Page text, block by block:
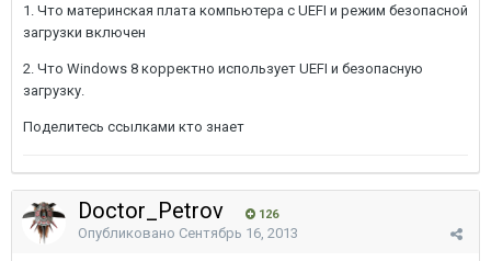
1. Что материнская плата компьютера с UEFI и режим безопасной
загрузки включен
2. Что Windows 8 корректно использует UEFI и безопасную
загрузку.
Поделитесь ссылками кто знает
Doctor_Petrov 126
Опубликовано Сентябрь 16, 2013